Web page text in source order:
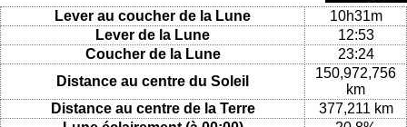
Lever au coucher de la Lune
10h31m
Lever de la Lune
12:53
Coucher de la Lune
23:24
Distance au centre du Soleil
150,972,756
km
Distance au centre de la Terre
377,211 km